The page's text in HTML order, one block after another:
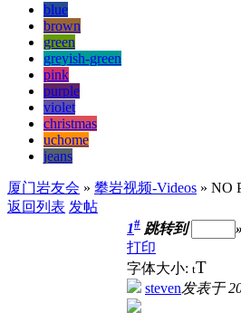
blue
brown
green
greyish-green
pink
purple
violet
christmas
uchome
jeans
厦门岩友会 » 攀岩视频-Videos » NO
返回列表 发帖
1# 跳转到 »
打印
字体大小: tT
steven发表于